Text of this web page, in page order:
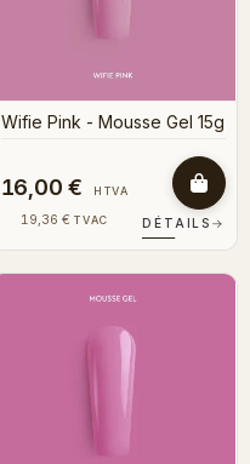
Wifie Pink - Mousse Gel 15g
16,00 € HTVA
19,36 € TVAC DÉTAILS →